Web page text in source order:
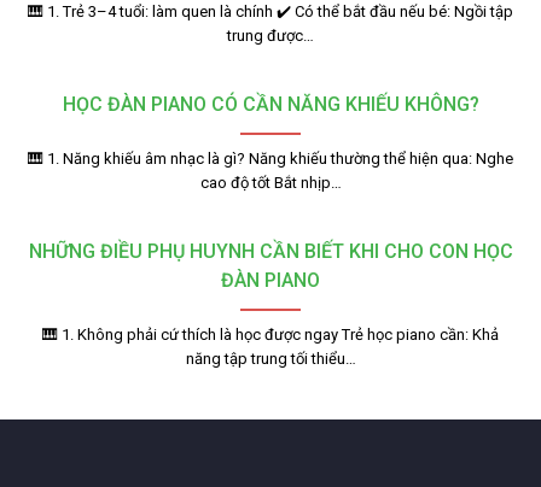
🎹 1. Trẻ 3–4 tuổi: làm quen là chính ✔️ Có thể bắt đầu nếu bé: Ngồi tập
trung được…
HỌC ĐÀN PIANO CÓ CẦN NĂNG KHIẾU KHÔNG?
🎹 1. Năng khiếu âm nhạc là gì? Năng khiếu thường thể hiện qua: Nghe
cao độ tốt Bắt nhịp…
NHỮNG ĐIỀU PHỤ HUYNH CẦN BIẾT KHI CHO CON HỌC
ĐÀN PIANO
🎹 1. Không phải cứ thích là học được ngay Trẻ học piano cần: Khả
năng tập trung tối thiểu…